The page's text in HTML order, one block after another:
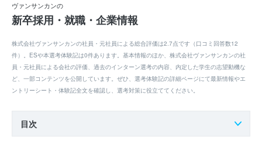
ヴァンサンカンの
新卒採用・就職・企業情報
株式会社ヴァンサンカンの社員・元社員による総合評価は2.7点です（口コミ回答数12
件）。ESや本選考体験記は0件あります。基本情報のほか、株式会社ヴァンサンカンの社
員・元社員による会社の評価、過去のインターン選考の内容、内定した学生の志望動機な
ど、一部コンテンツを公開しています。ぜひ、選考体験記の詳細ページにて最新情報やエ
ントリーシート・体験記全文を確認し、選考対策に役立ててください。
目次